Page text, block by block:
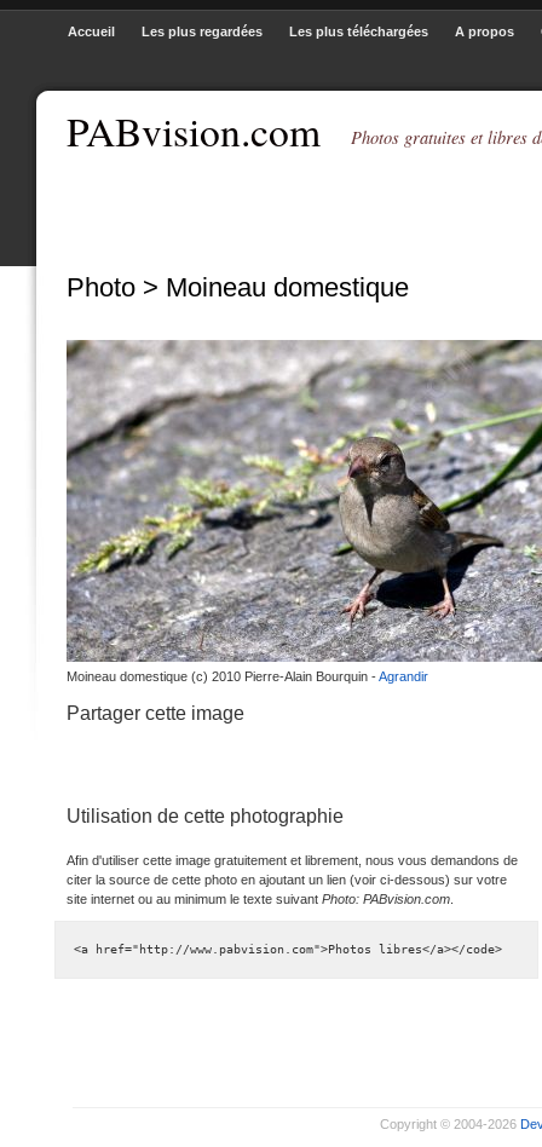
PABvision.com Photos gratuites et libres
Accueil Les plus regardées Les plus téléchargées A propos
Photo > Moineau domestique
Moineau domestique (c) 2010 Pierre-Alain Bourquin -Agrandir
Partager cette image
Utilisation de cette photographie
Afin d'utiliser cette image gratuitement et librement, nous vous demandons de
citer la source de cette photo en ajoutant un lien (voir ci-dessous) sur votre
site internet ou au minimum le texte suivant Photo: PABvision.com
<a href="http://www.pabvision.com">Photos libres</a></code>
Copyright © 2004-2026